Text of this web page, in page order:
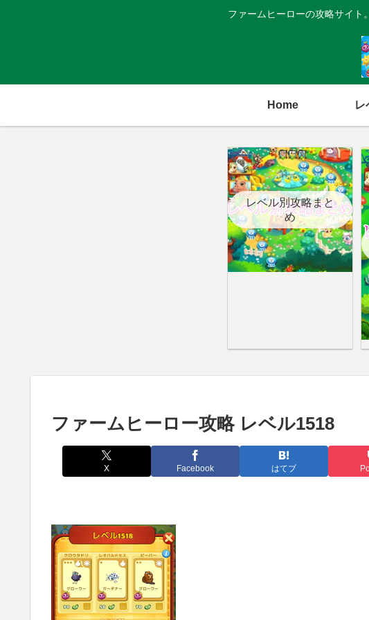
ファームヒーローの攻略サイト
Home レ
レベル別攻略まと
め
ファームヒーロー攻略 レベル1518
X Facebook はてブ